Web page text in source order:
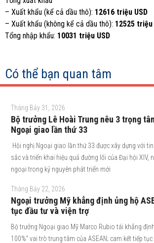
– Xuất khẩu (kể cả dầu thô): 12616 triệu USD
– Xuất khẩu (không kể cả dầu thô): 12525 triệu
Tổng nhập khẩu: 10031 triệu USD
Có thể bạn quan tâm
Tháng Bảy 31, 2026
Bộ trưởng Lê Hoài Trung nêu 3 trọng
Ngoại giao lần thứ 33
Hội nghị Ngoại giao lần thứ 33 được xây dựng với
sắc và triển khai hiệu quả đường lối của Đại hội XIV,
ngoại trong kỷ nguyên phát triển mới
Tháng Bảy 22, 2026
Ngoại trưởng Mỹ khẳng định ủng hộ
tục đầu tư và viện trợ
Bộ trưởng Ngoại giao Mỹ Marco Rubio tái khẳng
100%” vai trò trung tâm của ASEAN; cam kết tiếp